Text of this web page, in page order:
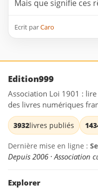
Mais que signifie ces
Ecrit parCaro
Edition999
Association Loi 1901 :
des livres numériques
3932livres publiés
Dernière mise en ligne :
Depuis 2006 ·
Explorer